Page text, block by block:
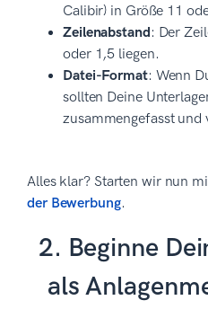
Calibir) in Größe 11
Zeilenabstand: Der
oder 1,5 liegen.
Datei-Format: Wenn
sollten Deine
zusammengefasst und
Alles klar? Starten wir nun
der Bewerbung.
2. Beginne
als